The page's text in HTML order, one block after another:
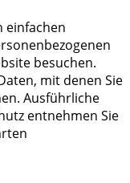
einfachen
besuchen.
mit denen Sie
Ausführliche
entnehmen Sie